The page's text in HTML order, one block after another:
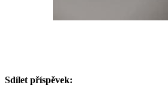
Sdílet příspěvek: